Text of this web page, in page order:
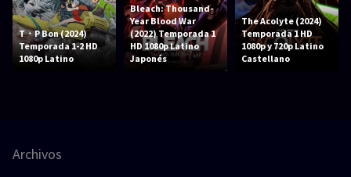
T・P Bon (2024)
Temporada 1-2 HD
1080p Latino
Bleach: Thousand-
Year Blood War
(2022) Temporada 1
HD 1080p Latino
Japonés
The Acolyte (2024)
Temporada 1 HD
1080p y 720p Latino
Castellano
Archivos